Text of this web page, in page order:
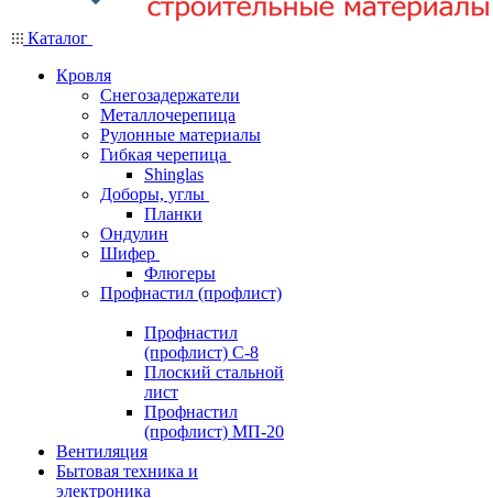
Каталог
Кровля
Снегозадержатели
Металлочерепица
Рулонные материалы
Гибкая черепица
Shinglas
Доборы, углы
Планки
Ондулин
Шифер
Флюгеры
Профнастил (профлист)
Профнастил
(профлист) С-8
Плоский стальной
лист
Профнастил
(профлист) МП-20
Вентиляция
Бытовая техника и
электроника